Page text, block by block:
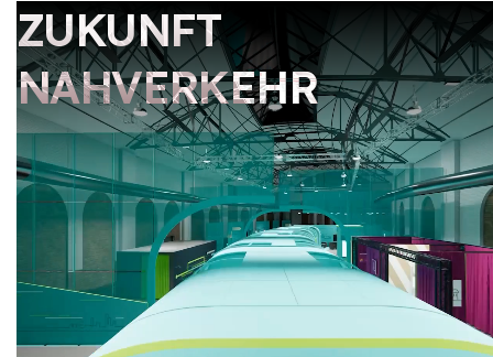
ZUKUNFT
NAHVERKEHR